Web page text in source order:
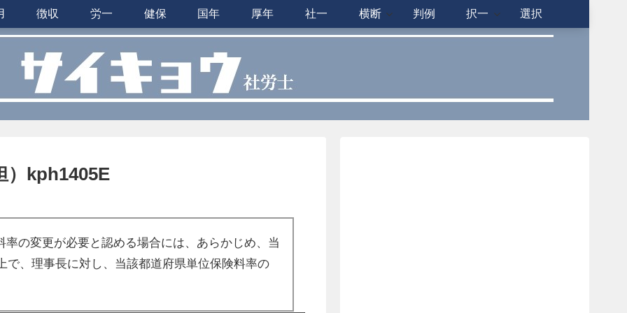
徴収 労一 健保 国年 厚年 社一 横断 判例 択一 選択
）kph1405E
の変更が必要と認める場合には、あらかじめ、当
、理事長に対し、当該都道府県単位保険料率の